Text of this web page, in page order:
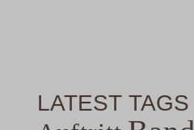
LATEST TAGS